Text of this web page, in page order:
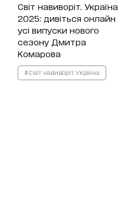
Світ навиворіт. Україна
2025: дивіться онлайн
усі випуски нового
сезону Дмитра
Комарова
#Світ навиворіт. Україна